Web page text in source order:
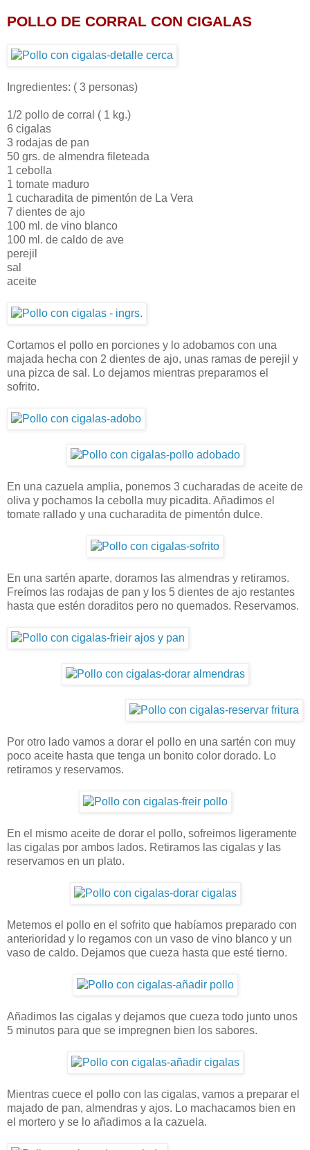
POLLO DE CORRAL CON CIGALAS
Ingredientes: ( 3 personas)
1/2 pollo de corral ( 1 kg.)
6 cigalas
3 rodajas de pan
50 grs. de almendra fileteada
1 cebolla
1 tomate maduro
1 cucharadita de pimentón de La Vera
7 dientes de ajo
100 ml. de vino blanco
100 ml. de caldo de ave
perejil
sal
aceite
Cortamos el pollo en porciones y lo adobamos con una
majada hecha con 2 dientes de ajo, unas ramas de perejil y
una pizca de sal. Lo dejamos mientras preparamos el
sofrito.
En una cazuela amplia, ponemos 3 cucharadas de aceite de
oliva y pochamos la cebolla muy picadita. Añadimos el
tomate rallado y una cucharadita de pimentón dulce.
En una sartén aparte, doramos las almendras y retiramos.
Freímos las rodajas de pan y los 5 dientes de ajo restantes
hasta que estén doraditos pero no quemados. Reservamos.
Por otro lado vamos a dorar el pollo en una sartén con muy
poco aceite hasta que tenga un bonito color dorado. Lo
retiramos y reservamos.
En el mismo aceite de dorar el pollo, sofreimos ligeramente
las cigalas por ambos lados. Retiramos las cigalas y las
reservamos en un plato.
Metemos el pollo en el sofrito que habíamos preparado con
anterioridad y lo regamos con un vaso de vino blanco y un
vaso de caldo. Dejamos que cueza hasta que esté tierno.
Añadimos las cigalas y dejamos que cueza todo junto unos
5 minutos para que se impregnen bien los sabores.
Mientras cuece el pollo con las cigalas, vamos a preparar el
majado de pan, almendras y ajos. Lo machacamos bien en
el mortero y se lo añadimos a la cazuela.